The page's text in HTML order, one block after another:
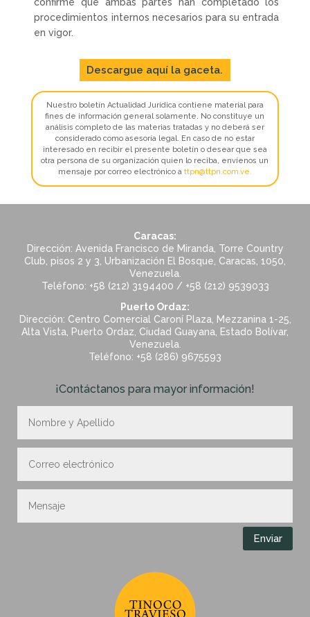
confirme que ambas partes han completado los
procedimientos internos necesarios para su entrada
en vigor.
Descargue aquí la gaceta.
Nuestro boletín Actualidad Jurídica contiene material para
fines de información general solamente. No constituye un
análisis completo de las materias tratadas y no deberá ser
considerado como asesoría legal. En caso de no estar
interesado en recibir el presente boletín o desear que sea
otra persona de su organización quien lo reciba, envíenos un
mensaje por correo electrónico a ttpn@ttpn.com.ve.
Caracas:
Dirección: Avenida Francisco de Miranda, Torre Country
Club, pisos 2 y 3, Urbanización El Bosque, Caracas, 1050,
Venezuela.
Teléfono: +58 (212) 3194400 / +58 (212) 9539033
Puerto Ordaz:
Dirección: Centro Comercial Caroní Plaza, Mezzanina 1-25,
Alta Vista, Puerto Ordaz, Ciudad Guayana, Estado Bolívar,
Venezuela.
Teléfono: +58 (286) 9675593
¡Contáctanos para mayor información!
Enviar